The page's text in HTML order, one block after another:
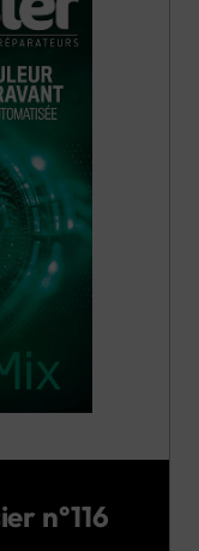
n°116